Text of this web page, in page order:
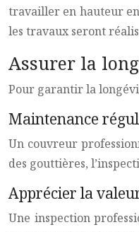
travailler en hauteur
les travaux seront
Assurer la
Pour garantir la
Maintenance
Un couvreur
des gouttières,
Apprécier la
Une inspection